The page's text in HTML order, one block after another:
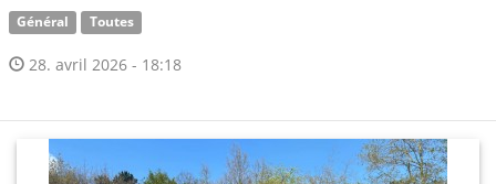
Général Toutes
28. avril 2026 - 18:18